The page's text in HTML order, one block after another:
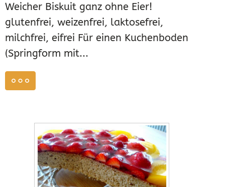
Weicher Biskuit ganz ohne Eier!
glutenfrei, weizenfrei, laktosefrei,
milchfrei, eifrei Für einen Kuchenboden
(Springform mit...